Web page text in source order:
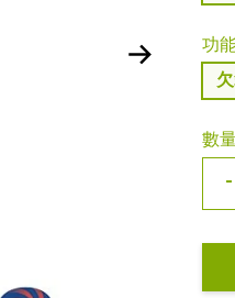
功
數
-